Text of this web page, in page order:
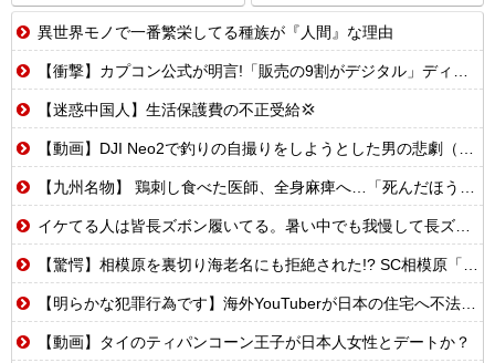
異世界モノで一番繁栄してる種族が『人間』な理由
【衝撃】カプコン公式が明言!「販売の9割がデジタル」ディスク市場縮小でもノーダメ
【迷惑中国人】生活保護費の不正受給💢
【動画】DJI Neo2で釣りの自撮りをしようとした男の悲劇（ノ∇`）
【九州名物】 鶏刺し食べた医師、全身麻痺へ…「死んだほうが良い」
イケてる人は皆長ズボン履いてる。暑い中でも我慢して長ズボン履いてる。半ズボンはモテ無い。厳しいって
【驚愕】相模原を裏切り海老名にも拒絶された!? SC相模原「移転騒動」の悲惨な結末
【明らかな犯罪行為です】海外YouTuberが日本の住宅へ不法侵入する動画を投稿
【動画】タイのティパンコーン王子が日本人女性とデートか？